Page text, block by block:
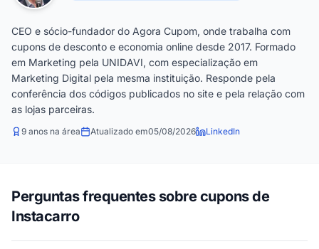
CEO e sócio-fundador do Agora Cupom, onde trabalha com
cupons de desconto e economia online desde 2017. Formado
em Marketing pela UNIDAVI, com especialização em
Marketing Digital pela mesma instituição. Responde pela
conferência dos códigos publicados no site e pela relação com
as lojas parceiras.
9 anos na área Atualizado em05/08/2026 LinkedIn
Perguntas frequentes sobre cupons de
Instacarro